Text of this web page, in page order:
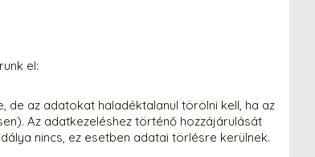
el:
az adatokat haladéktalanul törölni kell, ha az
Az adatkezeléshez történő hozzájárulását
nincs, ez esetben adatai törlésre kerülnek.